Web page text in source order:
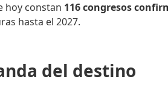
hoy constan 116 congresos
hasta el 2027.
del destino